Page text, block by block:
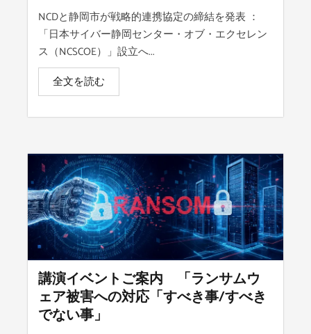
NCDと静岡市が戦略的連携協定の締結を発表 ：
「日本サイバー静岡センター・オブ・エクセレン
ス（NCSCOE）」設立へ...
全文を読む
講演イベントご案内 「ランサムウ
ェア被害への対応「すべき事/すべき
でない事」